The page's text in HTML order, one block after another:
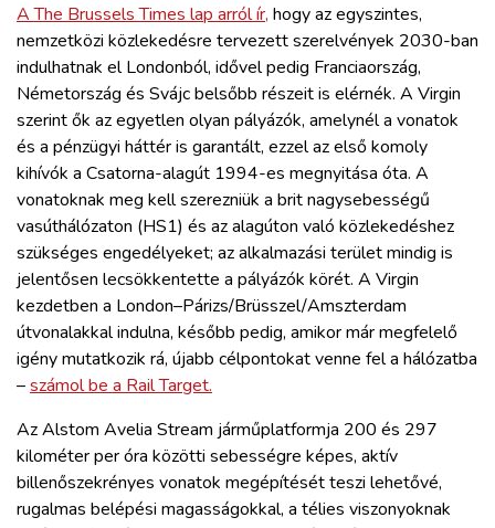
A The Brussels Times lap arról ír, hogy az egyszintes,
nemzetközi közlekedésre tervezett szerelvények 2030-ban
indulhatnak el Londonból, idővel pedig Franciaország,
Németország és Svájc belsőbb részeit is elérnék. A Virgin
szerint ők az egyetlen olyan pályázók, amelynél a vonatok
és a pénzügyi háttér is garantált, ezzel az első komoly
kihívók a Csatorna-alagút 1994-es megnyitása óta. A
vonatoknak meg kell szerezniük a brit nagysebességű
vasúthálózaton (HS1) és az alagúton való közlekedéshez
szükséges engedélyeket; az alkalmazási terület mindig is
jelentősen lecsökkentette a pályázók körét. A Virgin
kezdetben a London–Párizs/Brüsszel/Amszterdam
útvonalakkal indulna, később pedig, amikor már megfelelő
igény mutatkozik rá, újabb célpontokat venne fel a hálózatba
–számol be a Rail Target.
Az Alstom Avelia Stream járműplatformja 200 és 297
kilométer per óra közötti sebességre képes, aktív
billenőszekrényes vonatok megépítését teszi lehetővé,
rugalmas belépési magasságokkal, a télies viszonyoknak